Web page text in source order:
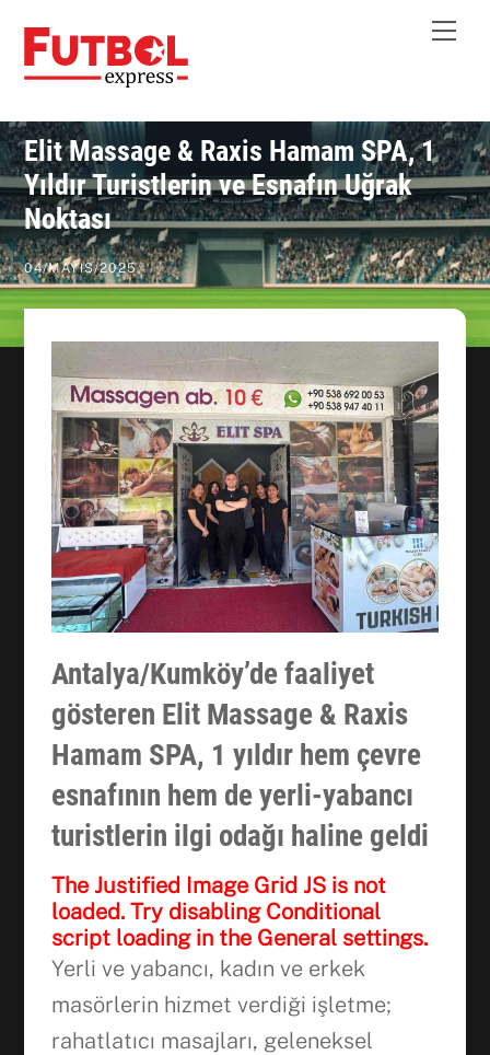
content
Elit Massage & Raxis Hamam SPA, 1
Yıldır Turistlerin ve Esnafın Uğrak
Noktası
04/MAYIS/2025
Antalya/Kumköy’de faaliyet
gösteren Elit Massage & Raxis
Hamam SPA, 1 yıldır hem çevre
esnafının hem de yerli-yabancı
turistlerin ilgi odağı haline geldi
The Justified Image Grid JS is not
loaded. Try disabling Conditional
script loading in the General settings.
Yerli ve yabancı, kadın ve erkek
masörlerin hizmet verdiği işletme;
rahatlatıcı masajları, geleneksel